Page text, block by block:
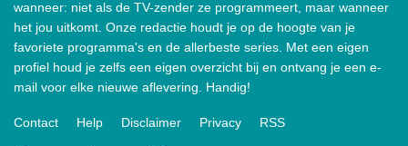
wanneer: niet als de TV-zender ze programmeert, maar wanneer
het jou uitkomt. Onze redactie houdt je op de hoogte van je
favoriete programma's en de allerbeste series. Met een eigen
profiel houd je zelfs een eigen overzicht bij en ontvang je een e-
mail voor elke nieuwe aflevering. Handig!
Contact Help Disclaimer Privacy RSS